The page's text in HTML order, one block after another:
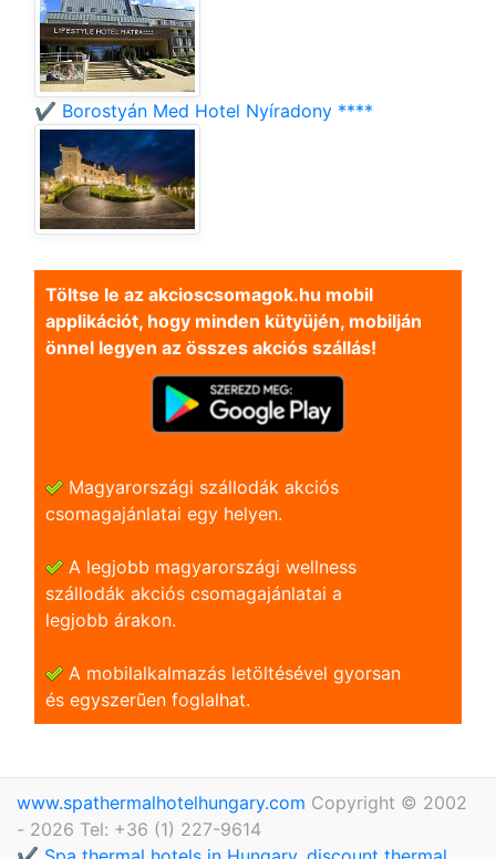
✔️ Borostyán Med Hotel Nyíradony ****
Töltse le az akcioscsomagok.hu mobil
applikációt, hogy minden kütyüjén, mobilján
önnel legyen az összes akciós szállás!
Magyarországi szállodák akciós
csomagajánlatai egy helyen.
A legjobb magyarországi wellness
szállodák akciós csomagajánlatai a
legjobb árakon.
A mobilalkalmazás letöltésével gyorsan
és egyszerũen foglalhat.
www.spathermalhotelhungary.com Copyright © 2002
- 2026 Tel: +36 (1) 227-9614